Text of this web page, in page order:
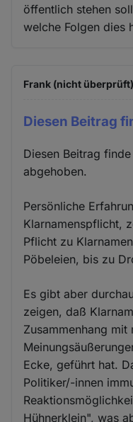
öffentlich stehen
welche Folgen dies
Frank (nicht überprüft)
Diesen Beitrag
Diesen Beitrag
abgehoben.
Persönliche
Klarnamenspflicht,
Pflicht zu
Pöbeleien, bis zu
Es gibt aber
zeigen, daß
Zusammenhang mit
Ecke, geführt hat.
Politiker/-innen
Hühnerklein", was